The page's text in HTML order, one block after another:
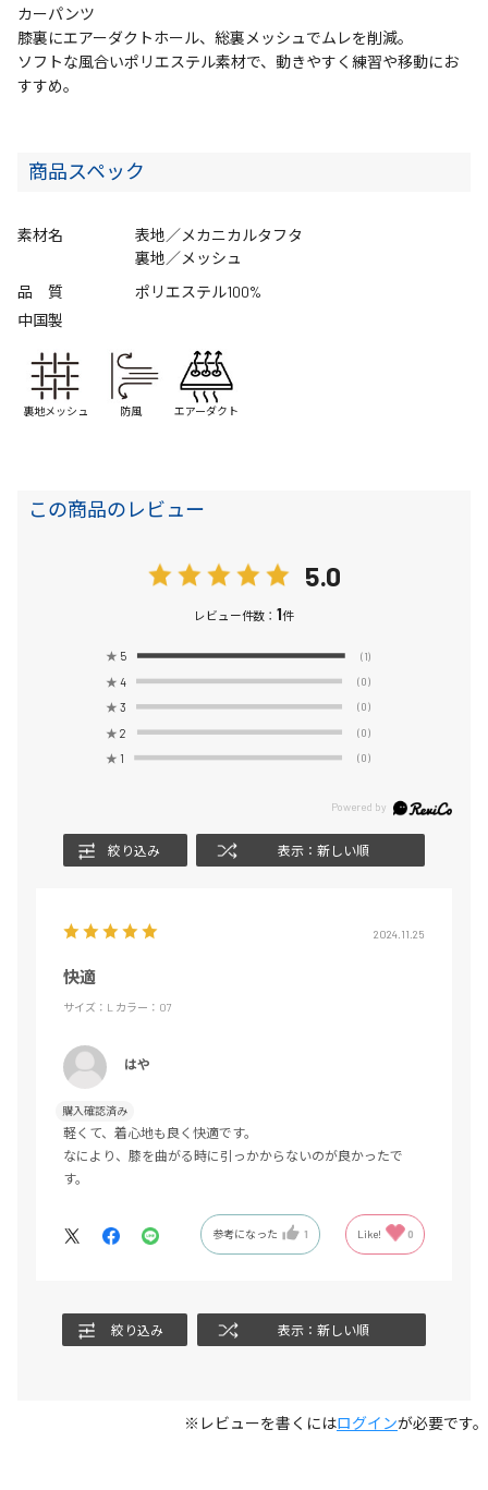
カーパンツ
膝裏にエアーダクトホール、総裏メッシュでムレを削減。
ソフトな風合いポリエステル素材で、動きやすく練習や移動にお
すすめ。
商品スペック
素材名
表地／メカニカルタフタ
裏地／メッシュ
品 質
ポリエステル100%
中国製
裏地メッシュ 防風 エアーダクト
この商品のレビュー
5.0
レビュー件数： 1件
★ 5 (1)
★ 4 (0)
★ 3 (0)
★ 2 (0)
★ 1 (0)
絞り込み 表示：新しい順
2024.11.25
快適
サイズ：L カラー：07
はや
購入確認済み
軽くて、着心地も良く快適です。
なにより、膝を曲がる時に引っかからないのが良かったで
す。
参考になった 1 Like! 0
絞り込み 表示：新しい順
※レビューを書くにはログインが必要です。